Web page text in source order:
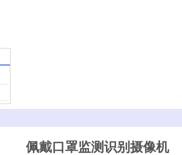
佩戴口罩监测识别摄像机